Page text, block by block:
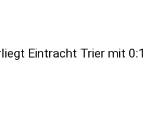
Eintracht Trier mit 0:1